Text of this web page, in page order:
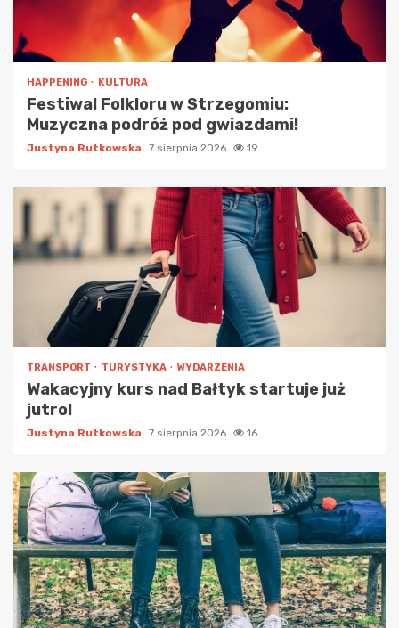
HAPPENING KULTURA
Festiwal Folkloru w Strzegomiu:
Muzyczna podróż pod gwiazdami!
Justyna Rutkowska 7 sierpnia 2026 19
TRANSPORT TURYSTYKA WYDARZENIA
Wakacyjny kurs nad Bałtyk startuje już
jutro!
Justyna Rutkowska 7 sierpnia 2026 16